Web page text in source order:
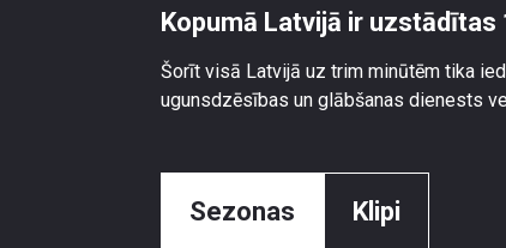
Kopumā Latvijā ir
Šorīt visā Latvijā uz trim minūtēm tika
ugunsdzēsības un glābšanas dienests
Sezonas Klipi